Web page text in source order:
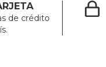
de crédito